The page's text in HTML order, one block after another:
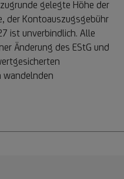
gelegte Höhe der
der Kontoauszugsgebühr
ist unverbindlich. Alle
Änderung des EStG und
wandelnden